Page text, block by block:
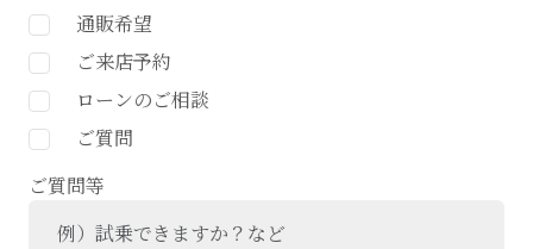
通販希望
ご来店予約
ローンのご相談
ご質問
ご質問等